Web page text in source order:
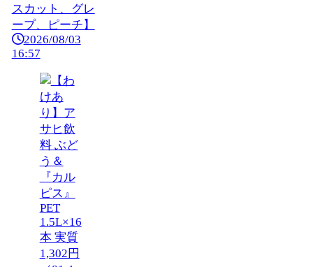
スカット、グレ
ープ、ピーチ】
2026/08/03
16:57